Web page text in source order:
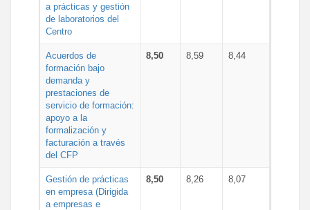
a prácticas y gestión
de laboratorios del
Centro
Acuerdos de
formación bajo
demanda y
prestaciones de
servicio de formación:
apoyo a la
formalización y
facturación a través
del CFP
8,50 8,59 8,44
Gestión de prácticas
en empresa (Dirigida
a empresas e
8,50 8,26 8,07